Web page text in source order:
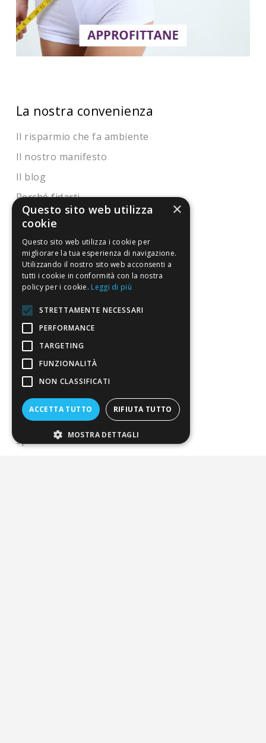
La nostra convenienza
Il risparmio che fa ambiente
Il nostro manifesto
Il blog
Perché fidarti
Vendi con noi
Chi siamo
Chi Siamo
Sostegno e riconoscimenti
Servizio clienti
FAQ
Riferimenti da controllare
Condizioni di vendita
Termini di vendita
Spedizione
×
Questo sito web utilizza
cookie
Questo sito web utilizza i cookie per
migliorare la tua esperienza di navigazione.
Utilizzando il nostro sito web acconsenti a
tutti i cookie in conformità con la nostra
policy per i cookie. Leggi di più
STRETTAMENTE NECESSARI
PERFORMANCE
TARGETING
FUNZIONALITÀ
NON CLASSIFICATI
ACCETTA TUTTO RIFIUTA TUTTO
MOSTRA DETTAGLI